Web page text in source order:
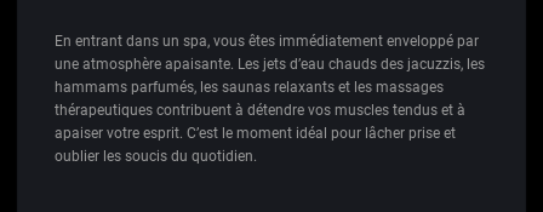
En entrant dans un spa, vous êtes immédiatement enveloppé par
une atmosphère apaisante. Les jets d’eau chauds des jacuzzis, les
hammams parfumés, les saunas relaxants et les massages
thérapeutiques contribuent à détendre vos muscles tendus et à
apaiser votre esprit. C’est le moment idéal pour lâcher prise et
oublier les soucis du quotidien.